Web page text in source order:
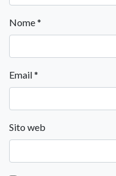
Nome*
Email*
Sito web